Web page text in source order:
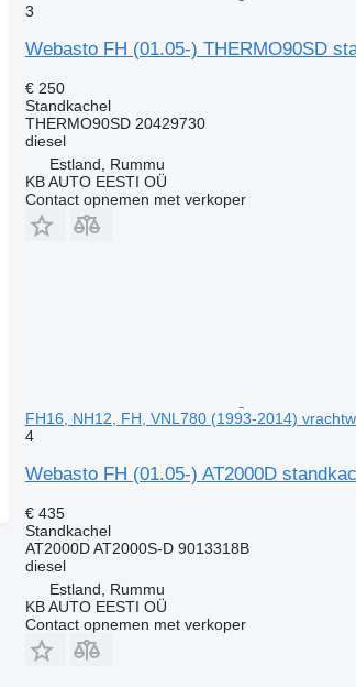
3
Webasto FH (01.05-) THERMO90SD
€ 250
Standkachel
THERMO90SD 20429730
diesel
Estland, Rummu
KB AUTO EESTI OÜ
Contact opnemen met verkoper
FH16, NH12, FH, VNL780 (1993-2014)
4
Webasto FH (01.05-) AT2000D
€ 435
Standkachel
AT2000D AT2000S-D 9013318B
diesel
Estland, Rummu
KB AUTO EESTI OÜ
Contact opnemen met verkoper